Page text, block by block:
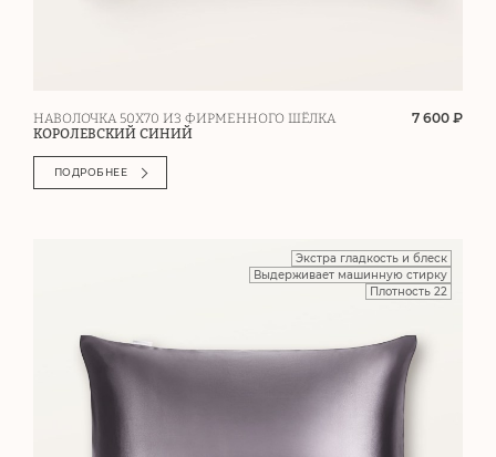
НАВОЛОЧКА 50Х70 ИЗ ФИРМЕННОГО ШЁЛКА
КОРОЛЕВСКИЙ СИНИЙ
7 600 ₽
ПОДРОБНЕЕ
Экстра гладкость и блеск
Выдерживает машинную стирку
Плотность 22